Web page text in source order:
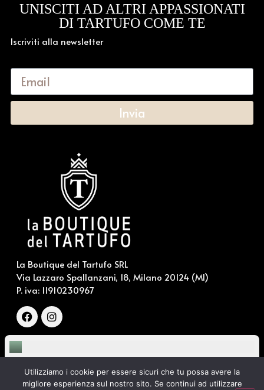
PRECEDENTE
Perché acquistare tartufo: 4 buoni motivi
SUCCESSIVO
Fiera del Tartufo Bianco: Alba è troppo lontana?
UNISCITI AD ALTRI APPASSIONATI
DI TARTUFO COME TE
Iscriviti alla newsletter
Invia
La Boutique del Tartufo SRL
Via Lazzaro Spallanzani, 18, Milano 20124 (MI)
P. iva: 11910230967
LINK UTILI
Chi siamo
Contattaci
Utilizziamo i cookie per essere sicuri che tu possa avere la
migliore esperienza sul nostro sito. Se continui ad utilizzare